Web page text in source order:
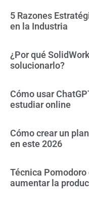
5 Razones
en la Industria
¿Por qué
solucionarlo?
Cómo usar
estudiar online
Cómo crear un
en este 2026
Técnica
aumentar la